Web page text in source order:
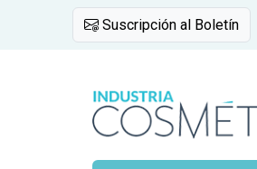
Suscripción al Boletín